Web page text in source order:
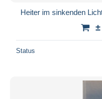
Heiter im sinkenden
Status